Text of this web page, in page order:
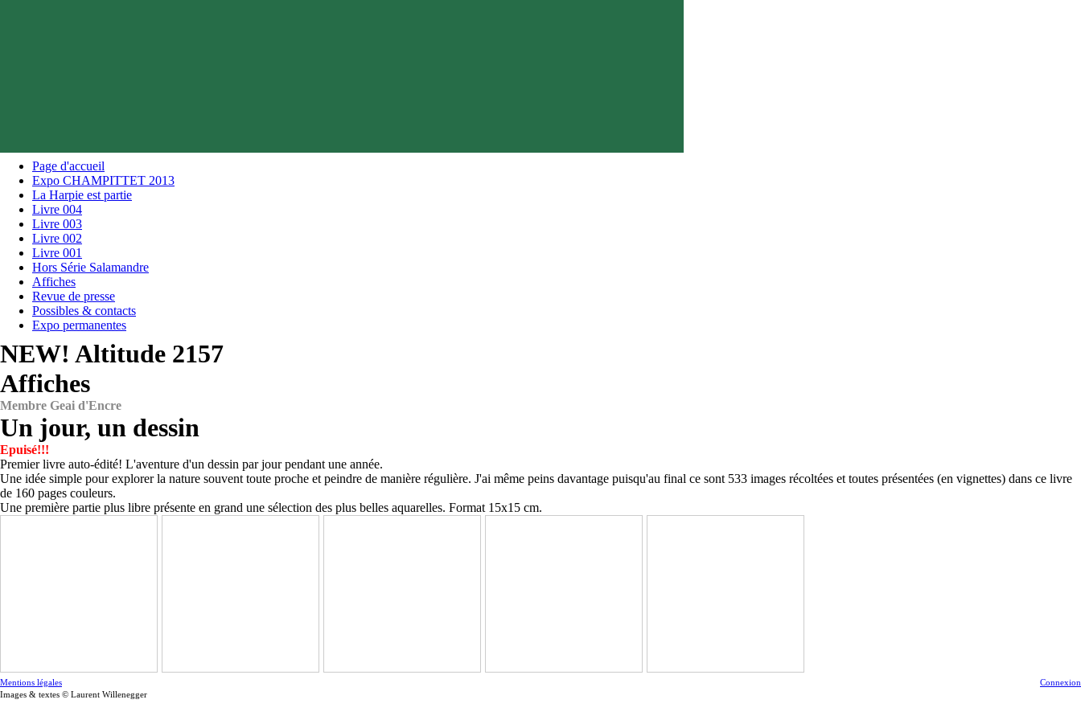
Page d'accueil
Expo CHAMPITTET 2013
La Harpie est partie
Livre 004
Livre 003
Livre 002
Livre 001
Hors Série Salamandre
Affiches
Revue de presse
Possibles & contacts
Expo permanentes
NEW! Altitude 2157
Affiches
Membre Geai d'Encre
Un jour, un dessin
Epuisé!!!
Premier livre auto-édité! L'aventure d'un dessin par jour pendant une année.
Une idée simple pour explorer la nature souvent toute proche et peindre de manière régulière. J'ai même peins davantage puisqu'au final ce sont 533 images récoltées et toutes présentées (en vignettes) dans ce livre
de 160 pages couleurs.
Une première partie plus libre présente en grand une sélection des plus belles aquarelles. Format 15x15 cm.
Mentions légales
Images & textes © Laurent Willenegger
Connexion